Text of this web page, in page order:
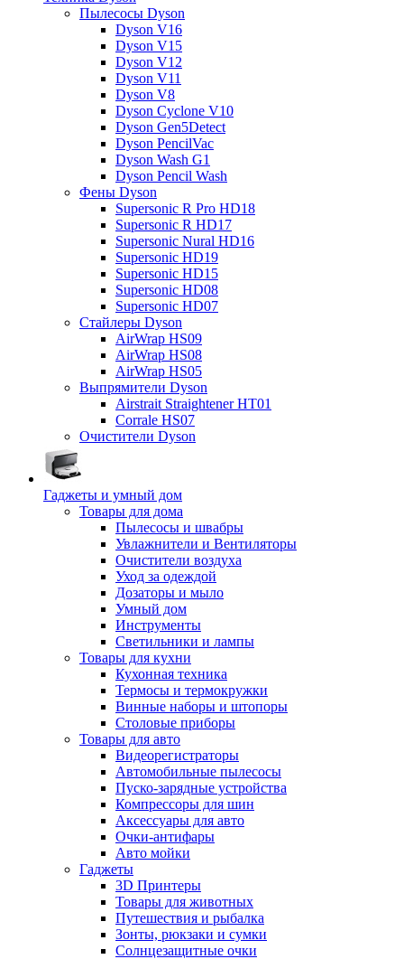
Пылесосы Dyson
Dyson V16
Dyson V15
Dyson V12
Dyson V11
Dyson V8
Dyson Cyclone V10
Dyson Gen5Detect
Dyson PencilVac
Dyson Wash G1
Dyson Pencil Wash
Фены Dyson
Supersonic R Pro HD18
Supersonic R HD17
Supersonic Nural HD16
Supersonic HD19
Supersonic HD15
Supersonic HD08
Supersonic HD07
Стайлеры Dyson
AirWrap HS09
AirWrap HS08
AirWrap HS05
Выпрямители Dyson
Airstrait Straightener HT01
Corrale HS07
Очистители Dyson
Гаджеты и умный дом
Товары для дома
Пылесосы и швабры
Увлажнители и Вентиляторы
Очистители воздуха
Уход за одеждой
Дозаторы и мыло
Умный дом
Инструменты
Светильники и лампы
Товары для кухни
Кухонная техника
Термосы и термокружки
Винные наборы и штопоры
Столовые приборы
Товары для авто
Видеорегистраторы
Автомобильные пылесосы
Пуско-зарядные устройства
Компрессоры для шин
Аксессуары для авто
Очки-антифары
Авто мойки
Гаджеты
3D Принтеры
Товары для животных
Путешествия и рыбалка
Зонты, рюкзаки и сумки
Солнцезащитные очки